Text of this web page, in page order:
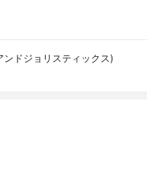
ドジョリスティックス)